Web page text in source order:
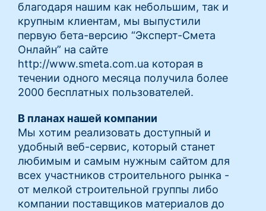
благодаря нашим как небольшим, так и
крупным клиентам, мы выпустили
первую бета-версию “Эксперт-Смета
Онлайн” на сайте
http://www.smeta.com.ua которая в
течении одного месяца получила более
2000 бесплатных пользователей.
В планах нашей компании
Мы хотим реализовать доступный и
удобный веб-сервис, который станет
любимым и самым нужным сайтом для
всех участников строительного рынка -
от мелкой строительной группы либо
компании поставщиков материалов до